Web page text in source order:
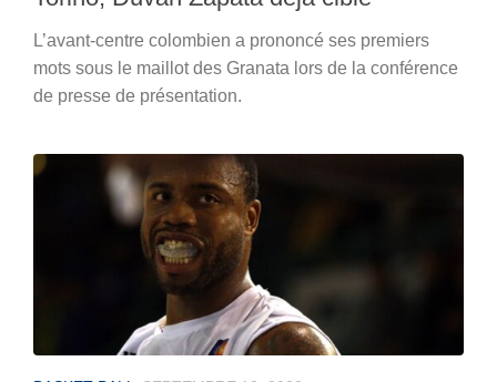
L’avant-centre colombien a prononcé ses premiers
mots sous le maillot des Granata lors de la conférence
de presse de présentation.